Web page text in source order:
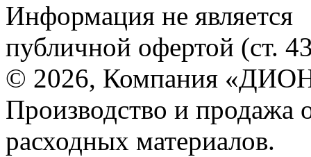
Информация не является
публичной офертой (ст.
© 2026, Компания
Производство и продажа
расходных материалов.